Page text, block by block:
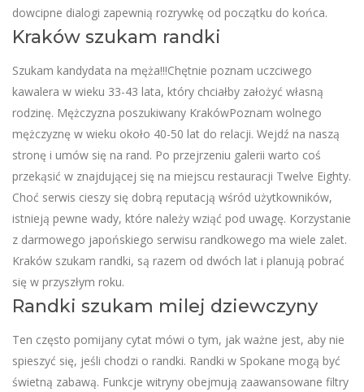
dowcipne dialogi zapewnią rozrywkę od początku do końca.
Kraków szukam randki
Szukam kandydata na męża!!!Chętnie poznam uczciwego
kawalera w wieku 33-43 lata, który chciałby założyć własną
rodzinę. Mężczyzna poszukiwany KrakówPoznam wolnego
mężczyznę w wieku około 40-50 lat do relacji. Wejdź na naszą
stronę i umów się na rand. Po przejrzeniu galerii warto coś
przekąsić w znajdującej się na miejscu restauracji Twelve Eighty.
Choć serwis cieszy się dobrą reputacją wśród użytkowników,
istnieją pewne wady, które należy wziąć pod uwagę. Korzystanie
z darmowego japońskiego serwisu randkowego ma wiele zalet.
Kraków szukam randki, są razem od dwóch lat i planują pobrać
się w przyszłym roku.
Randki szukam milej dziewczyny
Ten często pomijany cytat mówi o tym, jak ważne jest, aby nie
spieszyć się, jeśli chodzi o randki. Randki w Spokane mogą być
świetną zabawą. Funkcje witryny obejmują zaawansowane filtry